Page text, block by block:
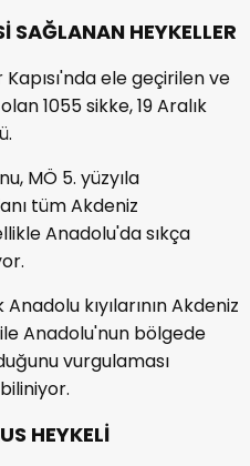
HEYKELLER
Kapısı'nda ele geçirilen ve
1055 sikke, 19 Aralık
MÖ 5. yüzyıla
tüm Akdeniz
Anadolu'da sıkça
kıyılarının Akdeniz
Anadolu'nun bölgede
vurgulaması
HEYKELİ